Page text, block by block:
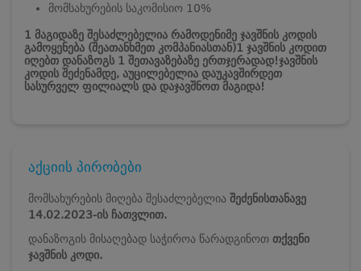
მომსახურების საკომისიო 10%
1 მაგიდაზე შესაძლებელია რამოდენიმე ჯავშნის კოდის
გამოყენება (შეათანხმეთ კომპანიასთან)1 ჯავშნის კოდით
იღებთ დანაზოგს 1 შეთავაზებაზე ერთჯერადად!ჯავშნის
კოდის შეძენამდე, აუცილებელია დაუკავშირდეთ
სასურველ ფილიალს და დაჯავშნოთ მაგიდა!
აქციის პირობები
მომსახურების მიღება შესაძლებელია შეძენისთანავე
14.02.2023-ის ჩათვლით.
დანაზოგის მისაღებად საჭიროა წარადგინოთ თქვენი
ჯავშნის კოდი.